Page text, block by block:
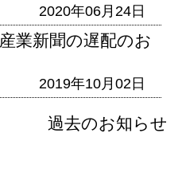
2020年06月24日
業新聞の遅配のお
2019年10月02日
過去のお知らせ